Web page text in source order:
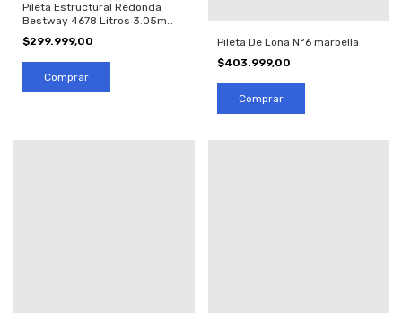
Pileta Estructural Redonda
Bestway 4678 Litros 3.05m
(cod 56677)
$299.999,00
Pileta De Lona N°6 marbella
$403.999,00